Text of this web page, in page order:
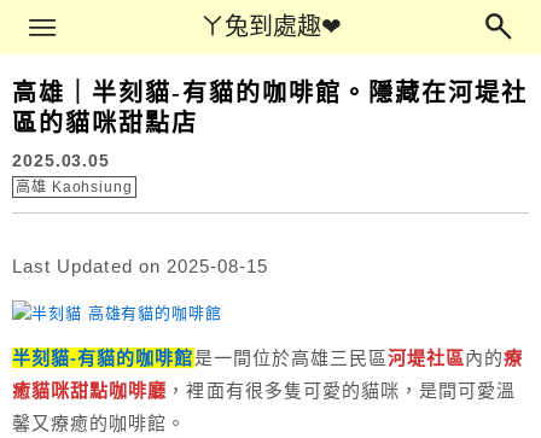
ㄚ兔到處趣❤
Main Menu
高雄｜半刻貓-有貓的咖啡館。隱藏在河堤社
區的貓咪甜點店
2025.03.05
高雄 Kaohsiung
Last Updated on 2025-08-15
半刻貓-有貓的咖啡館是一間位於高雄三民區河堤社區內的療
癒貓咪甜點咖啡廳 ，裡面有很多隻可愛的貓咪，是間可愛溫
馨又療癒的咖啡館。